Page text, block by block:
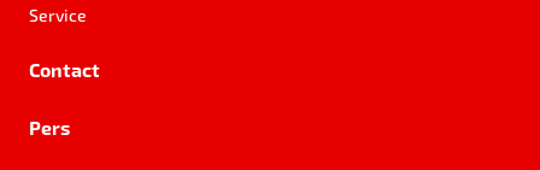
Service
Contact
Pers